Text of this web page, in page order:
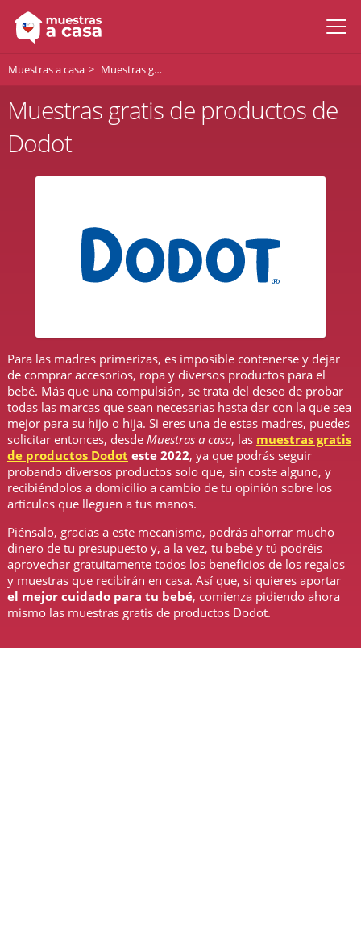
Muestras a casa Muestras gratis de Dodot
Muestras gratis de productos de
Dodot
Para las madres primerizas, es imposible contenerse y dejar
de comprar accesorios, ropa y diversos productos para el
bebé. Más que una compulsión, se trata del deseo de probar
todas las marcas que sean necesarias hasta dar con la que sea
mejor para su hijo o hija. Si eres una de estas madres, puedes
solicitar entonces, desde Muestras a casa, las muestras gratis
de productos Dodot este 2022, ya que podrás seguir
probando diversos productos solo que, sin coste alguno, y
recibiéndolos a domicilio a cambio de tu opinión sobre los
artículos que lleguen a tus manos.
Piénsalo, gracias a este mecanismo, podrás ahorrar mucho
dinero de tu presupuesto y, a la vez, tu bebé y tú podréis
aprovechar gratuitamente todos los beneficios de los regalos
y muestras que recibirán en casa. Así que, si quieres aportar
el mejor cuidado para tu bebé, comienza pidiendo ahora
mismo las muestras gratis de productos Dodot.